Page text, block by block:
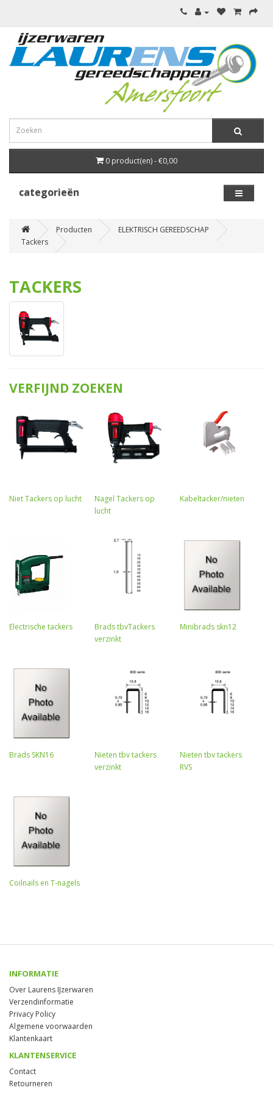
0 product(en) - €0,00
categorieën
Producten
ELEKTRISCH GEREEDSCHAP
Tackers
TACKERS
VERFIJND ZOEKEN
Niet Tackers op lucht
Nagel Tackers op
lucht
Kabeltacker/nieten
Electrische tackers
Brads tbvTackers
verzinkt
Minibrads skn12
Brads SKN16
Nieten tbv tackers
verzinkt
Nieten tbv tackers
RVS
Coilnails en T-nagels
INFORMATIE
Over Laurens IJzerwaren
Verzendinformatie
Privacy Policy
Algemene voorwaarden
Klantenkaart
KLANTENSERVICE
Contact
Retourneren